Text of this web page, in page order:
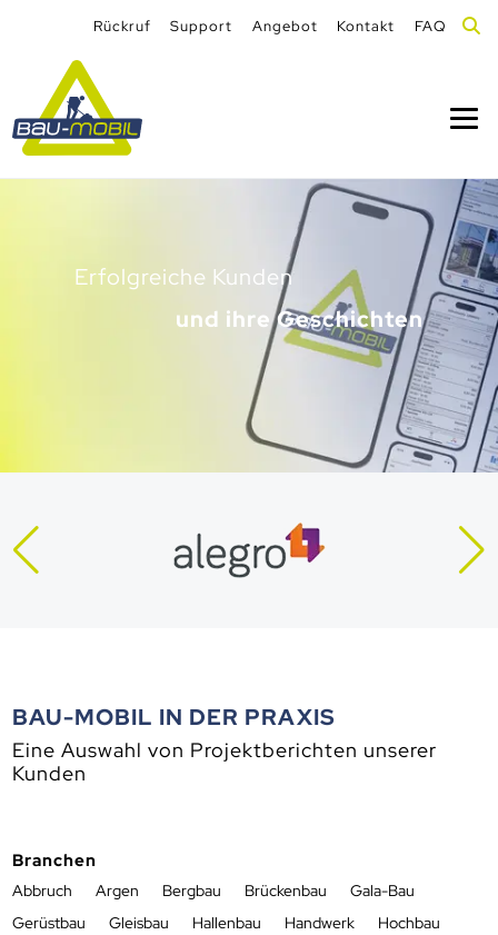
Rückruf Support Angebot Kontakt FAQ
Erfolgreiche Kunden
und ihre Geschichten
BAU-MOBIL IN DER PRAXIS
Eine Auswahl von Projektberichten unserer
Kunden
Branchen
Abbruch Argen Bergbau Brückenbau
Gala-Bau
Gerüstbau
Gleisbau Hallenbau Handwerk
Hochbau